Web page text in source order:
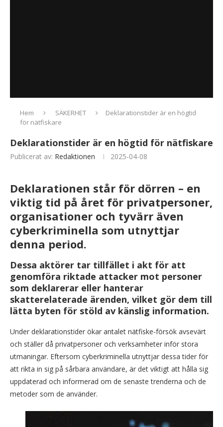
Hem SÄKERHET
Deklarationstider är en högtid
för nätfiskare
Deklarationstider är en högtid för nätfiskare
Publicerat av: Redaktionen 2025-04-08
Deklarationen står för dörren – en
viktig tid på året för privatpersoner,
organisationer och tyvärr även
cyberkriminella som utnyttjar
denna period.
Dessa aktörer tar tillfället i akt för att
genomföra riktade attacker mot personer
som deklarerar eller hanterar
skatterelaterade ärenden, vilket gör dem till
lätta byten för stöld av känslig information.
Under deklarationstider ökar antalet nätfiske-försök avsevärt
och ställer då privatpersoner och verksamheter inför stora
utmaningar. Eftersom cyberkriminella utnyttjar dessa tider för
att rikta in sig på sårbara användare, är det viktigt att hålla sig
uppdaterad och informerad om de senaste trenderna och de
metoder som de använder.